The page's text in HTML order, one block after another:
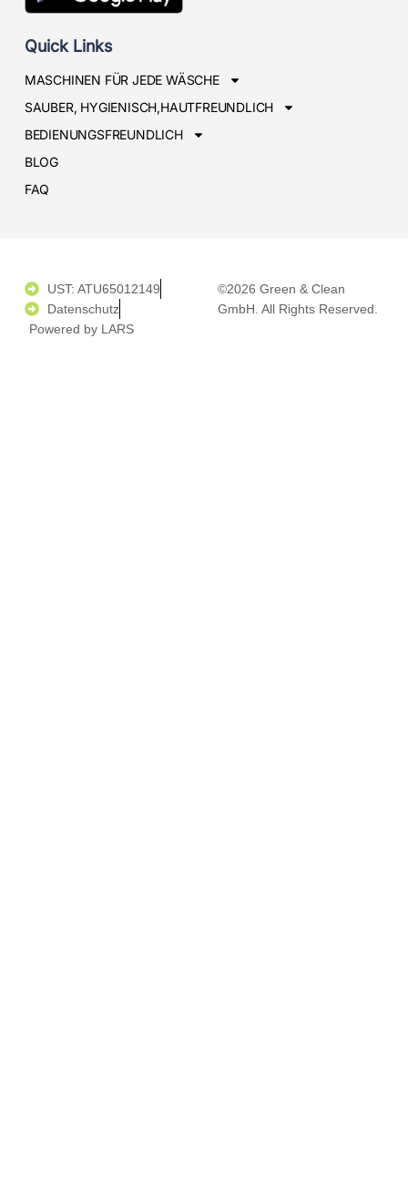
Quick Links
MASCHINEN FÜR JEDE WÄSCHE
SAUBER, HYGIENISCH,HAUTFREUNDLICH
BEDIENUNGSFREUNDLICH
BLOG
FAQ
UST: ATU65012149
Datenschutz
Powered by LARS
©2026 Green & Clean
GmbH. All Rights Reserved.